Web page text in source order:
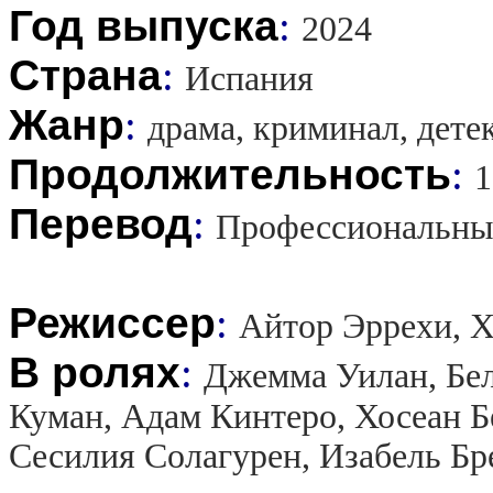
Год выпуска: 2024
Страна: Испания
Жанр: драма, криминал,
Продолжительность:
Перевод:
Режиссер: Айтор Эррехи,
В ролях: Джемма Уилан,
Куман, Адам Кинтеро, Хосеан
Сесилия Солагурен, Изабель